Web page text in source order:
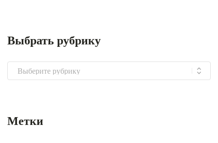
Выбрать рубрику
Выбрать
рубрику
Метки